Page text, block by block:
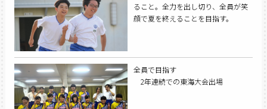
ること。全力を出し切り、全員が笑
顔で夏を終えることを目指す。
全員で目指す
2年連続での東海大会出場